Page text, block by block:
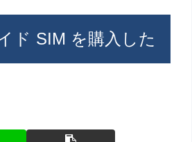
ド SIM を購入した